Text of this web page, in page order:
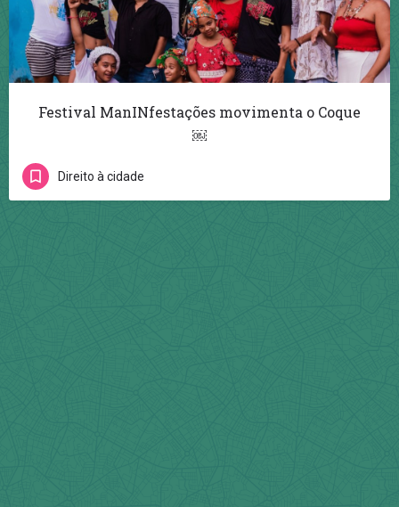
Festival ManINfestações movimenta o Coque
￼
Direito à cidade